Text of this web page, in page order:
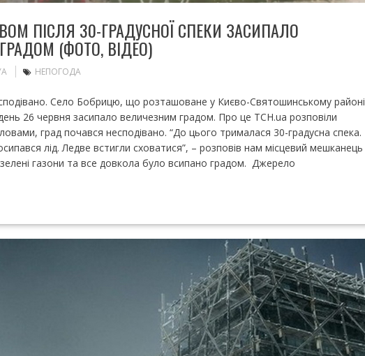
ПІСЛЯ 30-ГРАДУСНОЇ СПЕКИ ЗАСИПАЛО
(ФОТО, ВІДЕО)
НЕПОГОДА
Село Бобрицю, що розташоване у Києво-Святошинському районі
26 червня засипало величезним градом. Про це ТСН.ua розповіли
град почався несподівано. “До цього трималася 30-градусна спека.
лід. Ледве встигли сховатися”, – розповів нам місцевий мешканець
газони та все довкола було всипано градом. Джерело